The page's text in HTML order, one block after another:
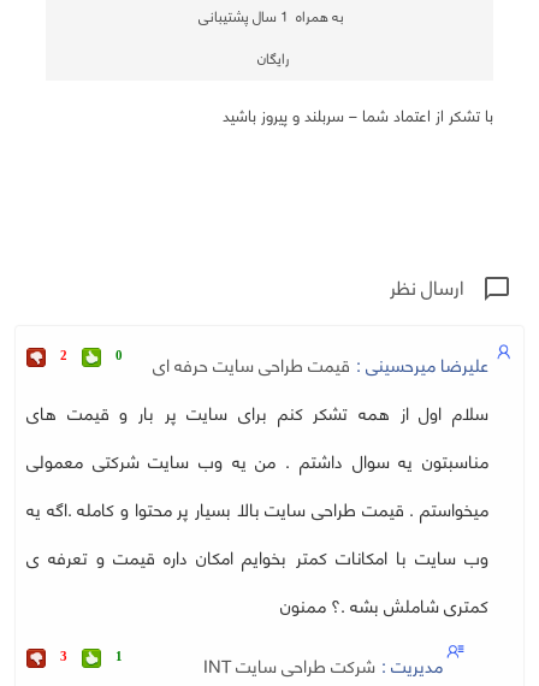
به همراه 1 سال پشتیبانی
رایگان
با تشکر از اعتماد شما – سربلند و پیروز باشید
chat_bubble_outline ارسال نظر
علیرضا میرحسینی : قیمت طراحی سایت حرفه ای 0
2
سلام اول از همه تشکر کنم برای سایت پر بار و قیمت های
مناسبتون یه سوال داشتم . من یه وب سایت شرکتی معمولی
میخواستم . قیمت طراحی سایت بالا بسیار پر محتوا و کامله .اگه یه
وب سایت با امکانات کمتر بخوایم امکان داره قیمت و تعرفه ی
کمتری شاملش بشه .؟ ممنون
مدیریت : شرکت طراحی سایت INT 1
3